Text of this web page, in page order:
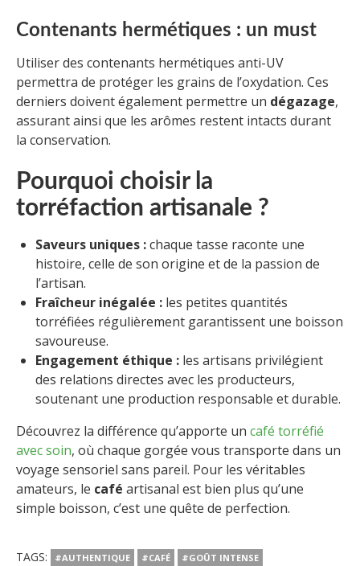
Contenants hermétiques : un must
Utiliser des contenants hermétiques anti-UV
permettra de protéger les grains de l’oxydation. Ces
derniers doivent également permettre un dégazage,
assurant ainsi que les arômes restent intacts durant
la conservation.
Pourquoi choisir la
torréfaction artisanale ?
Saveurs uniques :chaque tasse raconte une
histoire, celle de son origine et de la passion de
l’artisan.
Fraîcheur inégalée : les petites quantités
torréfiées régulièrement garantissent une boisson
savoureuse.
Engagement éthique : les artisans privilégient
des relations directes avec les producteurs,
soutenant une production responsable et durable.
Découvrez la différence qu’apporte un café torréfié
avec soin, où chaque gorgée vous transporte dans un
voyage sensoriel sans pareil. Pour les véritables
amateurs, le café artisanal est bien plus qu’une
simple boisson, c’est une quête de perfection.
TAGS: #AUTHENTIQUE #CAFÉ
#GOÛT INTENSE